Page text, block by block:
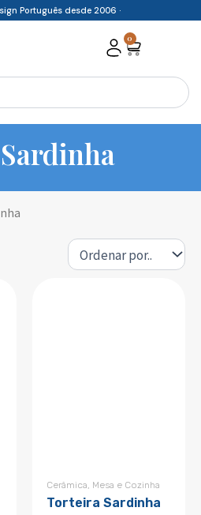
Português desde 2006 ·
0
Cart
Cerâmica, Mesa e Cozinha
Torteira Sardinha